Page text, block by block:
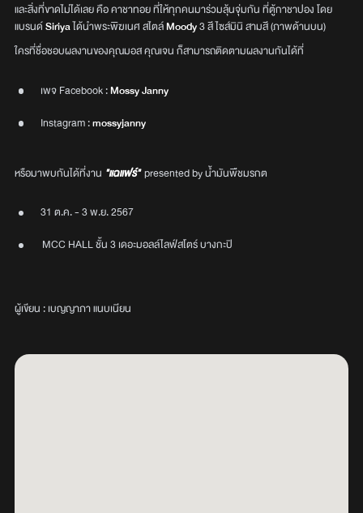
และสิ่งที่ขาดไม่ได้เลย คือ คาชาทอย ที่ให้ทุกคนมาร่วมลุ้นจุ่มกัน ที่ตู้กาชาปอง โดย
แบรนด์Siriyaได้นำพระพิฆเนศ สไตล์Moody3 สี ไซส์มินิ สามสี (ภาพด้านบน)
ใครที่ชื่อชอบผลงานของคุณมอส คุณเจน ก็สามารถติดตามผลงานกันได้ที่
เพจ Facebook :Mossy Janny
Instagram :mossyjanny
หรือมาพบกันได้ที่งาน "แฉแฟร์"presented by น้ำมันพืชมรกต
31 ต.ค. - 3 พ.ย. 2567
MCC HALL ชั้น 3 เดอะมอลล์ไลฟ์สโตร์ บางกะปิ
ผู้เขียน : เบญญาภา แนบเนียน